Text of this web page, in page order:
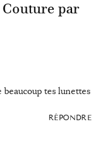
par
beaucoup tes lunettes
RÉPONDRE